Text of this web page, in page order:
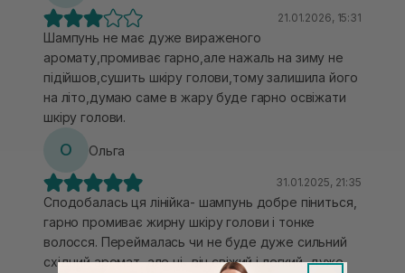
21.01.2026, 15:31
Шампунь не має дуже вираженого
аромату,промиває гарно,але нажаль на зиму не
підійшов,сушить шкіру голови,тому залишила його
на літо,думаю саме в жару буде гарно освіжати
шкіру голови.
О Ольга
31.01.2025, 21:35
Сподобалась ця лінійка- шампунь добре піниться,
гарно промиває жирну шкіру голови і тонке
волосся. Переймалась чи не буде дуже сильний
східний аромат, але ні- він свіжий і легкий, дуже